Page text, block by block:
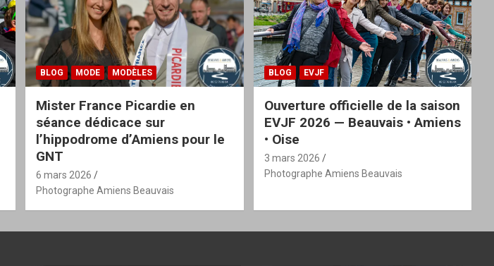
BLOG MODE MODÈLES
Mister France Picardie en
séance dédicace sur
l’hippodrome d’Amiens pour le
GNT
6 mars 2026
Photographe Amiens Beauvais
BLOG EVJF
Ouverture officielle de la saison
EVJF 2026 — Beauvais • Amiens
• Oise
3 mars 2026
Photographe Amiens Beauvais